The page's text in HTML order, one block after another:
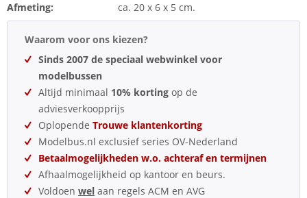
Afmeting:
ca. 20 x 6 x 5 cm.
Waarom voor ons kiezen?
Sinds 2007 de speciaal webwinkel voor
modelbussen
Altijd minimaal 10% korting op de
adviesverkoopprijs
Oplopende Trouwe klantenkorting
Modelbus.nl exclusief series OV-Nederland
Betaalmogelijkheden w.o. achteraf en termijnen
Afhaalmogelijkheid op kantoor en beurs.
Voldoen wel aan regels ACM en AVG